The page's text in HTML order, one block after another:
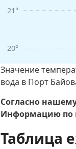
20°
21°
Значение
вода в Порт
Согласно
Информацию по
Таблица